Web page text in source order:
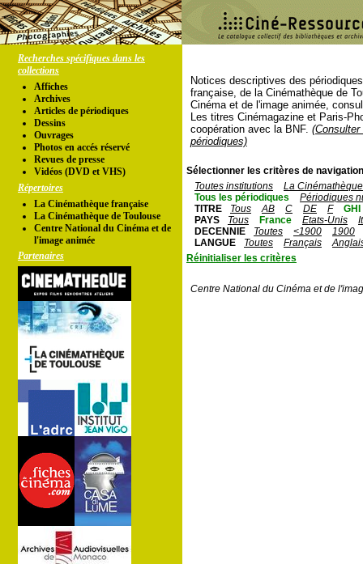
Recherches spécifiques dans les
collections
Affiches
Archives
Articles de périodiques
Dessins
Ouvrages
Photos en accés réservé
Revues de presse
Vidéos (DVD et VHS)
Répertoires
La Cinémathèque française
La Cinémathèque de Toulouse
Centre National du Cinéma et de
l'image animée
Partenaires
Notices descriptives des
française, de la Cinémathèque de
Cinéma et de l'image animée,
Les titres Cinémagazine et Paris-
coopération avec la BNF.
périodiques)
Sélectionner les critères de
Toutes institutions
La
Tous les périodiques
Périodiques
TITRE
Tous AB C DE F
GHI
PAYS
Tous France Etats-Unis
DECENNIE
Toutes <1900
1900
LANGUE
Toutes Français
Réinitialiser les critères
Centre National du Cinéma et de